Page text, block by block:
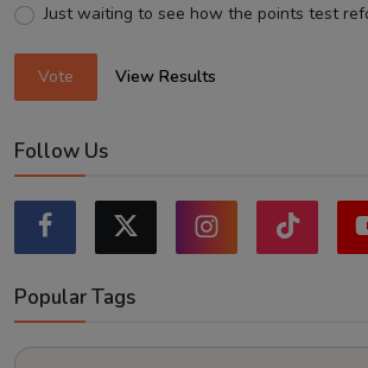
Just waiting to see how the points test
Vote View Results
Follow Us
Popular Tags